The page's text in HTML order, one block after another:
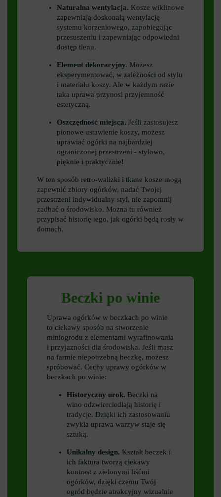
Naturalna wentylacja. Kosze wiklinowe
zapewniają doskonałą wentylację
systemu korzeniowego, zapobiegając
przesuszeniu i zapewniając odpowiedni
dostęp tlenu.
Element dekoracyjny. Możesz
eksperymentować, w zależności od stylu
i materiału koszy. Ale w każdym razie
taka uprawa przynosi przyjemność
estetyczną.
Oszczędność miejsca. Jeśli zastosujesz
pionowe ustawienie koszy, możesz
uprawiać ogórki na najbardziej
ograniczonej przestrzeni - stylowo,
pięknie i praktycznie!
W ten sposób retro-walizki i tkane kosze mogą
zapewnić zbiory ogórków, nadać Twojej
przestrzeni indywidualny styl, nie zapomnij
zadbać o środowisko. Można tu również
przypisać historię tego, jak ogórki będą rosły w
domach.
Beczki po winie
Uprawa ogórków w beczkach po winie
to ciekawy sposób na stworzenie
miniogrodu z elementami wyrafinowania
i przyjazności dla środowiska. Jeśli masz
na farmie niepotrzebną beczkę, możesz
spróbować. Cechy uprawy ogórków w
beczkach po winie:
Historyczny urok. Beczki na
wino odzwierciedlają historię i
tradycje. Dzięki ich zastosowaniu
zwykła uprawa warzyw staje się
sztuką.
Unikalny design. Kształt beczek i
ich faktura tworzą ciekawy
kontrast z zielonymi liśćmi
ogórków, dzięki czemu Twój
ogród będzie atrakcyjny wizualnie